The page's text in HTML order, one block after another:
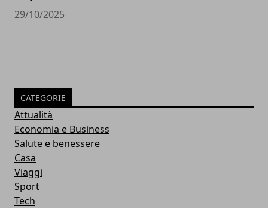
29/10/2025
CATEGORIE
Attualità
Economia e Business
Salute e benessere
Casa
Viaggi
Sport
Tech